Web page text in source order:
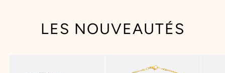
LES NOUVEAUTÉS